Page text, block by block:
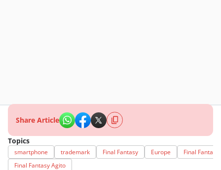
Share Article
Topics
smartphone trademark Final Fantasy Europe
Final Fantasy
Final Fantasy Agito